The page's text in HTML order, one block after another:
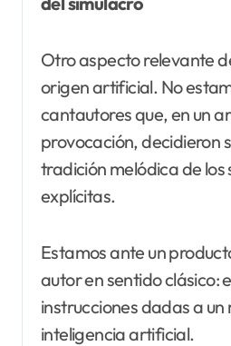
Otro aspecto relevante
origen artificial. No
cantautores que, en un
provocación, decidieron
tradición melódica de los
explícitas.
Estamos ante un
autor en sentido clásico:
instrucciones dadas a un
inteligencia artificial.